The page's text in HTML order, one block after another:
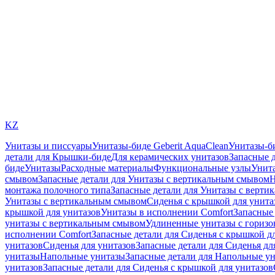
KZ
Унитазы и писсуарыУнитазы-биде Geberit AquaCleanУнитазы-
детали для Крышки-бидеДля керамических унитазовЗапасные
бидеУнитазыРасходные материалыФункциональные узлы
смывомЗапасные детали для Унитазы с вертикальным смывом
монтажа полочного типаЗапасные детали для Унитазы с
Унитазы с вертикальным смывомСиденья с крышкой для
крышкой для унитазовУнитазы в исполнении Comfort
унитазы с вертикальным смывомУдлиненные унитазы с
исполнении ComfortЗапасные детали для Сиденья с крышкой
унитазовСиденья для унитазовЗапасные детали для Сиденья
унитазыНапольные унитазыЗапасные детали для Напольные
унитазовЗапасные детали для Сиденья с крышкой для унитазов